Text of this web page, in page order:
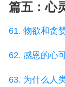
篇五：心
61. 物欲和贪
62. 感恩的心
63. 为什么人